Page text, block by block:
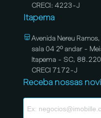
CRECI: 4223-J
Itapema
Avenida Nereu
sala 04 2º andar -
Itapema - SC,
CRECI 7172-J
Receba nossas